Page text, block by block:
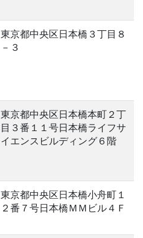
東京都中央区日本橋３丁目８
－３
東京都中央区日本橋本町２丁
目３番１１号日本橋ライフサ
イエンスビルディング６階
東京都中央区日本橋小舟町１
２番７号日本橋ＭＭビル４Ｆ